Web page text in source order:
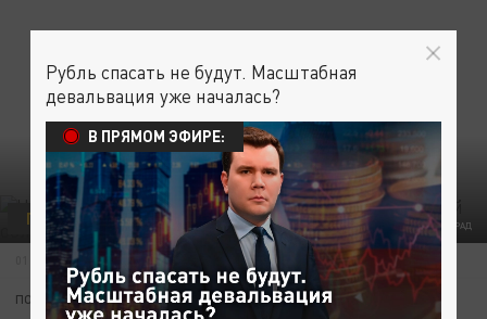
ЦАРЬГРАД
ПРОИСШЕСТВИЯ
01 ИЮНЯ 10:31
ПОДПИШИТЕСЬ:
Рубль спасать не будут. Масштабная
девальвация уже началась?
В ПРЯМОМ ЭФИРЕ: